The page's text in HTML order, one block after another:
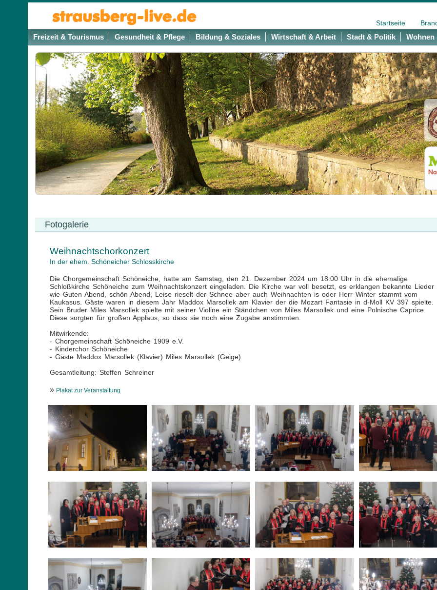
Startseite
Freizeit & Tourismus Gesundheit & Pflege Bildung & Soziales Wirtschaft & Arbeit Stadt & Politik Wohnen
Fotogalerie
Weihnachtschorkonzert
In der ehem. Schöneicher Schlosskirche
Die Chorgemeinschaft Schöneiche, hatte am Samstag, den 21. Dezember 2024 um 18:00 Uhr in die ehemalige
Schloßkirche Schöneiche zum Weihnachtskonzert eingeladen. Die Kirche war voll besetzt, es erklangen bekannte Lieder
wie Guten Abend, schön Abend, Leise rieselt der Schnee aber auch Weihnachten is oder Herr Winter stammt vom
Kaukasus. Gäste waren in diesem Jahr Maddox Marsollek am Klavier der die Mozart Fantasie in d-Moll KV 397 spielte.
Sein Bruder Miles Marsollek spielte mit seiner Violine ein Ständchen von Miles Marsollek und eine Polnische Caprice.
Diese sorgten für großen Applaus, so dass sie noch eine Zugabe anstimmten.
Mitwirkende:
- Chorgemeinschaft Schöneiche 1909 e.V.
- Kinderchor Schöneiche
- Gäste Maddox Marsollek (Klavier) Miles Marsollek (Geige)
Gesamtleitung: Steffen Schreiner
» Plakat zur Veranstaltung